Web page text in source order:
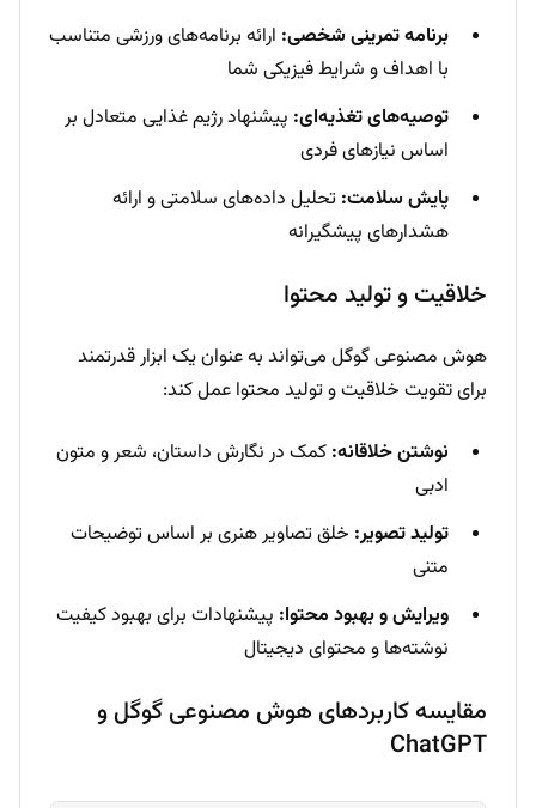
برنامه تمرینی شخصی: ارائه برنامه‌های ورزشی متناسب
با اهداف و شرایط فیزیکی شما
توصیه‌های تغذیه‌ای: پیشنهاد رژیم غذایی متعادل بر
اساس نیازهای فردی
پایش سلامت: تحلیل داده‌های سلامتی و ارائه
هشدارهای پیشگیرانه
خلاقیت و تولید محتوا
هوش مصنوعی گوگل می‌تواند به عنوان یک ابزار قدرتمند
برای تقویت خلاقیت و تولید محتوا عمل کند:
نوشتن خلاقانه: کمک در نگارش داستان، شعر و متون
ادبی
تولید تصویر: خلق تصاویر هنری بر اساس توضیحات
متنی
ویرایش و بهبود محتوا: پیشنهادات برای بهبود کیفیت
نوشته‌ها و محتوای دیجیتال
مقایسه کاربردهای هوش مصنوعی گوگل و
ChatGPT